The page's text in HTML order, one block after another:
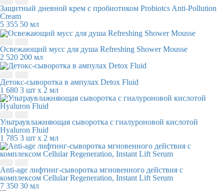
Защитный дневной крем c пробиотиком Probiotcs Anti-Pollution
Cream
5 355 50 мл
Освежающий мусс для душа Refreshing Shower Mousse
2 520 200 мл
Детокс-сыворотка в ампулах Detox Fluid
1 680 3 шт х 2 мл
Ультраувлажняющая сыворотка с гиалуроновой кислотой
Hyaluron Fluid
1 785 3 шт х 2 мл
Anti-age лифтинг-сыворотка мгновенного действия с
комплексом Cellular Regeneration, Instant Lift Serum
7 350 30 мл